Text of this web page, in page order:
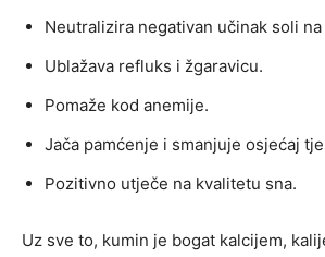
Neutralizira negativan učinak soli
Ublažava refluks i žgaravicu.
Pomaže kod anemije.
Jača pamćenje i smanjuje osjećaj
Pozitivno utječe na kvalitetu sna.
Uz sve to, kumin je bogat kalcijem,